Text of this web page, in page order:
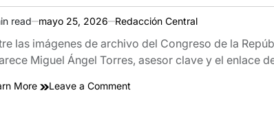
read mayo 25, 2026 Redacción Central
las imágenes de archivo del Congreso de la
Miguel Ángel Torres, asesor clave y el enlace
More Leave a Comment